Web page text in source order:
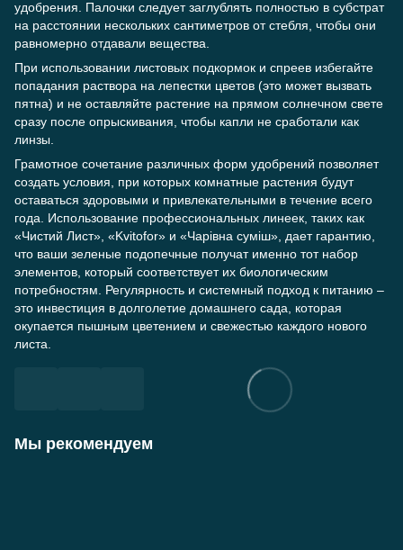
удобрения. Палочки следует заглублять полностью в субстрат
на расстоянии нескольких сантиметров от стебля, чтобы они
равномерно отдавали вещества.
При использовании листовых подкормок и спреев избегайте
попадания раствора на лепестки цветов (это может вызвать
пятна) и не оставляйте растение на прямом солнечном свете
сразу после опрыскивания, чтобы капли не сработали как
линзы.
Грамотное сочетание различных форм удобрений позволяет
создать условия, при которых комнатные растения будут
оставаться здоровыми и привлекательными в течение всего
года. Использование профессиональных линеек, таких как
«Чистий Лист», «Kvitofor» и «Чарівна суміш», дает гарантию,
что ваши зеленые подопечные получат именно тот набор
элементов, который соответствует их биологическим
потребностям. Регулярность и системный подход к питанию –
это инвестиция в долголетие домашнего сада, которая
окупается пышным цветением и свежестью каждого нового
листа.
Мы рекомендуем